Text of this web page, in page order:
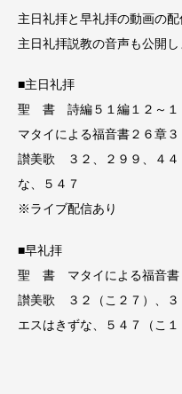
主日礼拝と早礼拝の動画の配
主日礼拝説教の音声も公開し
■主日礼拝
聖 書 詩編５１編１２～１
マタイによる福音書２６章
讃美歌 ３２、２９９、４４
な、５４７
※ライブ配信あり
■早礼拝
聖 書 マタイによる福音書
讃美歌 ３２（こ２７）、３
エスはきずな、５４７（こ１